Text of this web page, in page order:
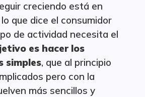
creciendo está en
que dice el consumidor
de actividad necesita el
es hacer los
simples, que al principio
pero con la
más sencillos y